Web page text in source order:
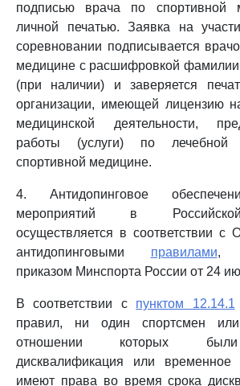
подписью врача по спортивной
личной печатью. Заявка на
соревновании подписывается
медицине с расшифровкой
(при наличии) и заверяется
организации, имеющей лицензию
медицинской деятельности,
работы (услуги) по лечебной
спортивной медицине.
4. Антидопинговое
мероприятий в
осуществляется в соответствии с
антидопинговыми правилами,
приказом Минспорта России от 24
В соответствии с пунктом 12.14.1
правил, ни один спортсмен
отношении которых
дисквалификация или временное
имеют права во время срока